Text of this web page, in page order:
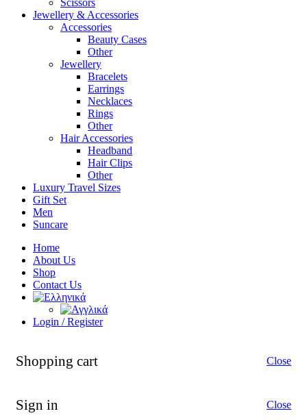
Scissors
Jewellery & Accessories
Accessories
Beauty Cases
Other
Jewellery
Bracelets
Earrings
Necklaces
Rings
Other
Hair Accessories
Headband
Hair Clips
Other
Luxury Travel Sizes
Gift Set
Men
Suncare
Home
About Us
Shop
Contact Us
Login / Register
Shopping cart Close
Sign in Close